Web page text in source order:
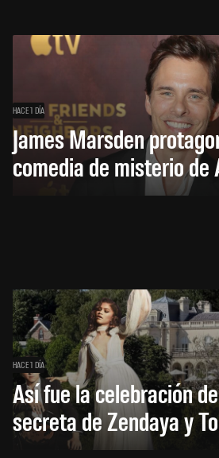
HACE 1 DÍA
James Marsden
comedia de misterio de
HACE 1 DÍA
Así fue la celebración
secreta de Zendaya y